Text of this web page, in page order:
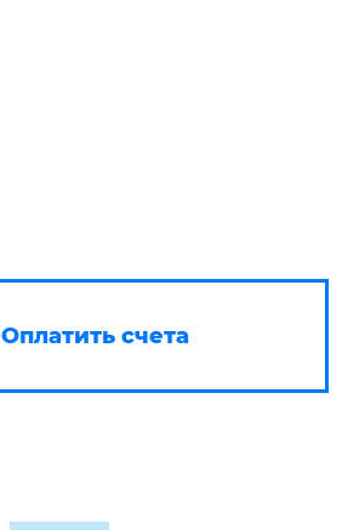
Оплатить счета